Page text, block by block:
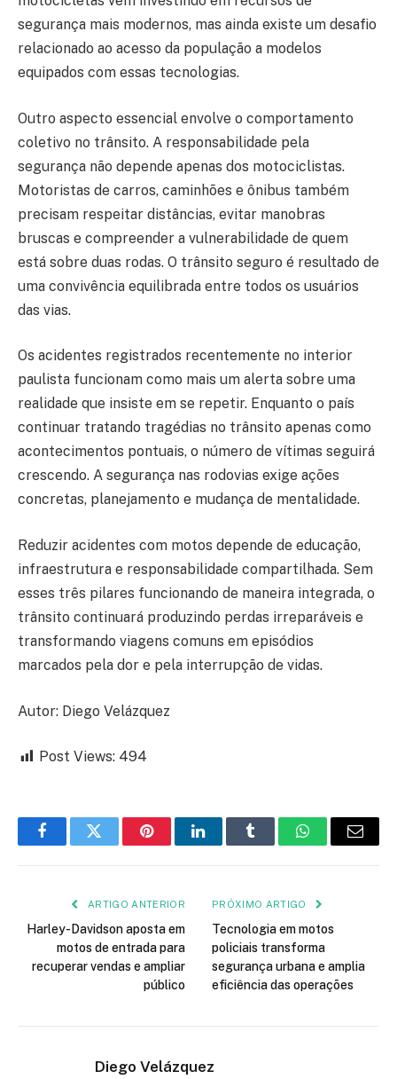
segurança mais modernos, mas ainda existe um desafio
relacionado ao acesso da população a modelos
equipados com essas tecnologias.
Outro aspecto essencial envolve o comportamento
coletivo no trânsito. A responsabilidade pela
segurança não depende apenas dos motociclistas.
Motoristas de carros, caminhões e ônibus também
precisam respeitar distâncias, evitar manobras
bruscas e compreender a vulnerabilidade de quem
está sobre duas rodas. O trânsito seguro é resultado de
uma convivência equilibrada entre todos os usuários
das vias.
Os acidentes registrados recentemente no interior
paulista funcionam como mais um alerta sobre uma
realidade que insiste em se repetir. Enquanto o país
continuar tratando tragédias no trânsito apenas como
acontecimentos pontuais, o número de vítimas seguirá
crescendo. A segurança nas rodovias exige ações
concretas, planejamento e mudança de mentalidade.
Reduzir acidentes com motos depende de educação,
infraestrutura e responsabilidade compartilhada. Sem
esses três pilares funcionando de maneira integrada, o
trânsito continuará produzindo perdas irreparáveis e
transformando viagens comuns em episódios
marcados pela dor e pela interrupção de vidas.
Autor: Diego Velázquez
Post Views: 494
FacebookTwitter PinterestLinkedInTumblr WhatsAppEmail
ARTIGO ANTERIOR
Harley-Davidson aposta em
motos de entrada para
recuperar vendas e ampliar
público
PRÓXIMO ARTIGO
Tecnologia em motos
policiais transforma
segurança urbana e amplia
eficiência das operações
Diego Velázquez